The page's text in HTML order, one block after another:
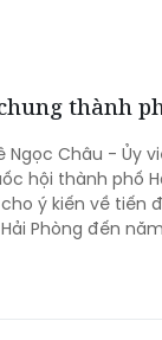
thành
Ngọc Châu - Ủy
Hải Phòng chủ trì Hội nghị
ý kiến về tiến
Phòng đến